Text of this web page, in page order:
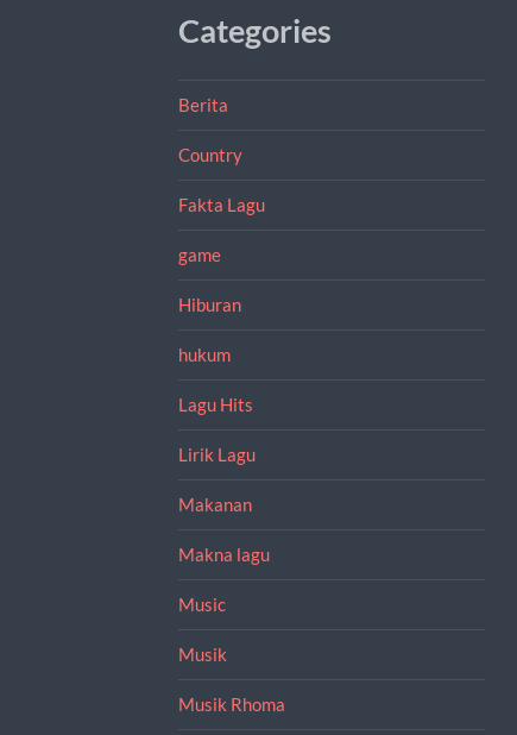
Categories
Berita
Country
Fakta Lagu
game
Hiburan
hukum
Lagu Hits
Lirik Lagu
Makanan
Makna lagu
Music
Musik
Musik Rhoma